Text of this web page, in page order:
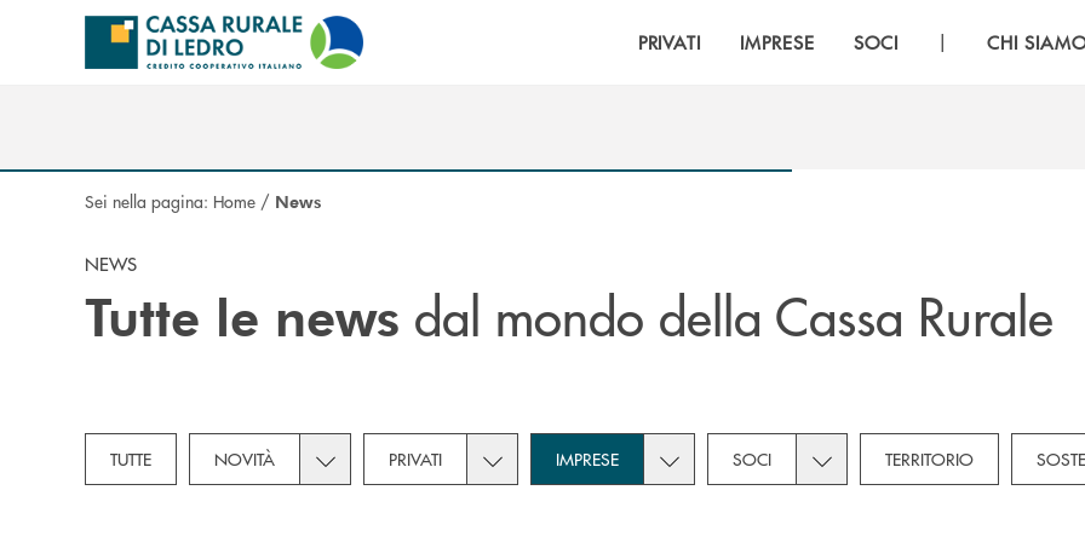
Salta al contenuto principale
PRIVATI IMPRESE SOCI | CHI
Sei nella pagina: Home / News
NEWS
Tutte le news dal mondo della Cassa Rurale
TUTTE NOVITÀ Toggle subcategories dropdown for Novità
PRIVATI Toggle subcategories dropdown for Privati
IMPRESE Toggle subcategories dropdown for Imprese
SOCI Toggle subcategories dropdown
TERRITORIO